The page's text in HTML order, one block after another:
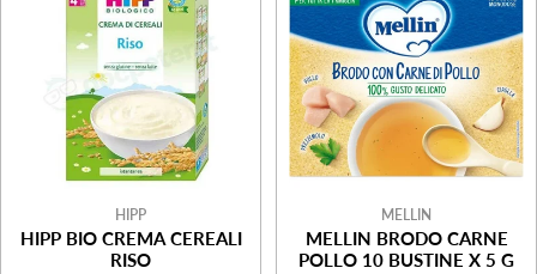
HIPP
HIPP BIO CREMA CEREALI
RISO
MELLIN
MELLIN BRODO CARNE
POLLO 10 BUSTINE X 5 G